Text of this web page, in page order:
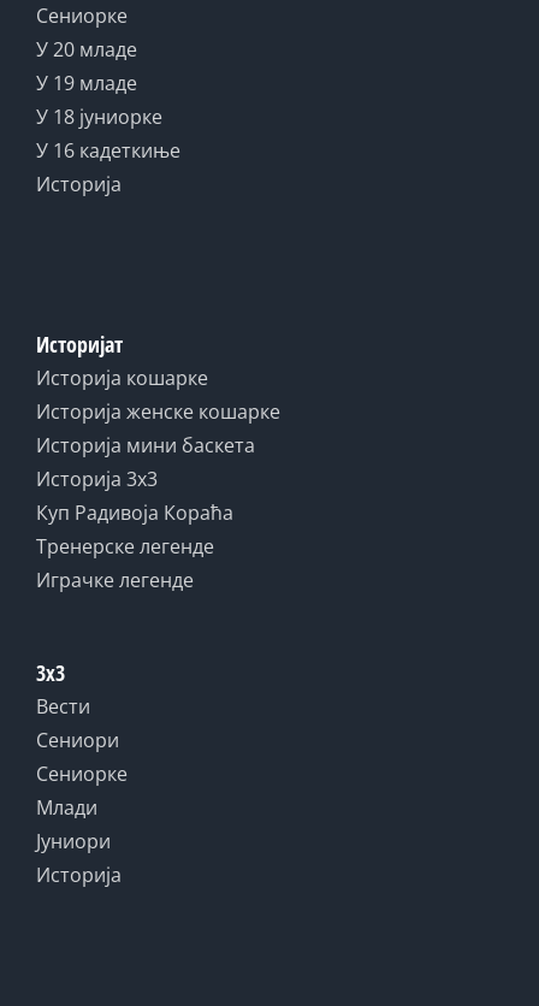
Сениорке
У 20 младе
У 19 младе
У 18 јуниорке
У 16 кадеткиње
Историја
Историјат
Историја кошарке
Историја женске кошарке
Историја мини баскета
Историја 3x3
Куп Радивоја Кораћа
Тренерске легенде
Играчке легенде
3x3
Вести
Сениори
Сениорке
Млади
Јуниори
Историја